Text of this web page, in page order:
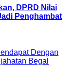
DPRD Nilai
Penghambat